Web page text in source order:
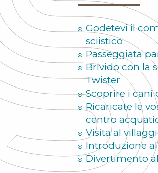
Godetevi il
sciistico
Passeggiata
Brivido con la
Twister
Scoprire i cani
Ricaricate le
centro
Visita al
Introduzione
Divertimento